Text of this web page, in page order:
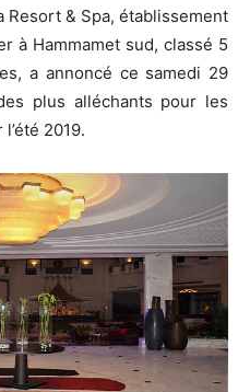
Resort & Spa, établissement
à Hammamet sud, classé 5
a annoncé ce samedi 29
plus alléchants pour les
2019.